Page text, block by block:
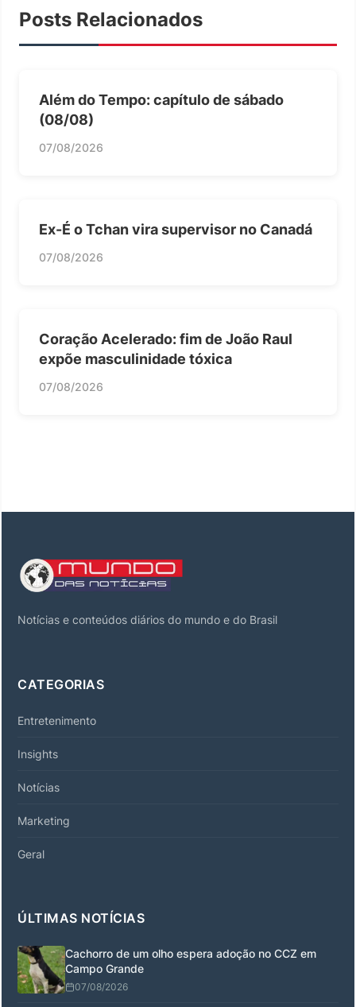
Posts Relacionados
Além do Tempo: capítulo de sábado
(08/08)
07/08/2026
Ex-É o Tchan vira supervisor no Canadá
07/08/2026
Coração Acelerado: fim de João Raul
expõe masculinidade tóxica
07/08/2026
Notícias e conteúdos diários do mundo e do Brasil
CATEGORIAS
Entretenimento
Insights
Notícias
Marketing
Geral
ÚLTIMAS NOTÍCIAS
Cachorro de um olho espera adoção no CCZ em
Campo Grande
07/08/2026